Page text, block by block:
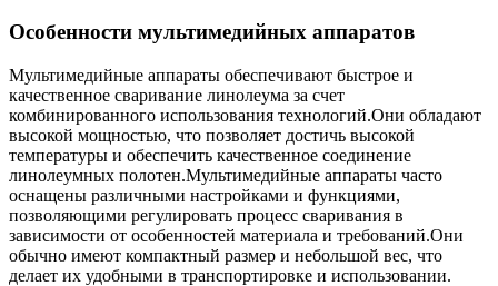
Особенности мультимедийных аппаратов
Мультимедийные аппараты обеспечивают быстрое и
качественное сваривание линолеума за счет
комбинированного использования технологий.Они обладают
высокой мощностью, что позволяет достичь высокой
температуры и обеспечить качественное соединение
линолеумных полотен.Мультимедийные аппараты часто
оснащены различными настройками и функциями,
позволяющими регулировать процесс сваривания в
зависимости от особенностей материала и требований.Они
обычно имеют компактный размер и небольшой вес, что
делает их удобными в транспортировке и использовании.